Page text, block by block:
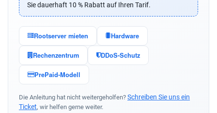
Sie dauerhaft 10 % Rabatt auf Ihren Tarif.
Rootserver mieten Hardware
Rechenzentrum DDoS-Schutz
PrePaid-Modell
Die Anleitung hat nicht weitergeholfen? Schreiben Sie uns ein
Ticket, wir helfen gerne weiter.